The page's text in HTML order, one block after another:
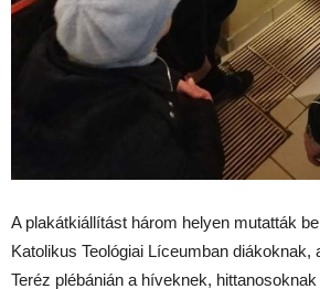
A plakátkiállítást három helyen mutatták
Katolikus Teológiai Líceumban
Teréz plébánián a híveknek,